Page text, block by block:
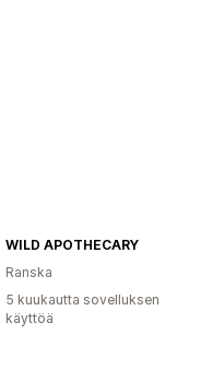
WILD APOTHECARY
Ranska
5 kuukautta sovelluksen
käyttöä